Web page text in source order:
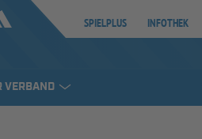
SPIELPLUS INFOTHEK
VERBAND